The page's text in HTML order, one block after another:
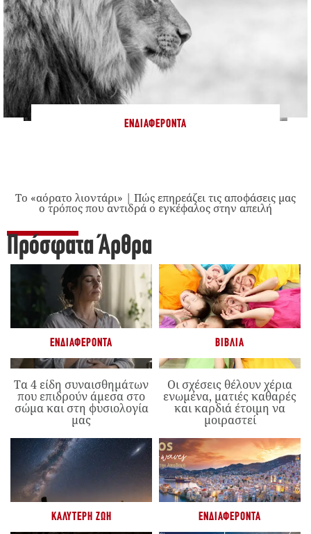
ΕΝΔΙΑΦΈΡΟΝΤΑ
Το «αόρατο λιοντάρι» | Πώς επηρεάζει τις αποφάσεις μας
ο τρόπος που αντιδρά ο εγκέφαλος στην απειλή
Πρόσφατα Άρθρα
ΕΝΔΙΑΦΈΡΟΝΤΑ
Τα 4 είδη συναισθημάτων
που επιδρούν άμεσα στο
σώμα και στη φυσιολογία
μας
ΒΙΒΛΊΑ
Οι σχέσεις θέλουν χέρια
ενωμένα, ματιές καθαρές
και καρδιά έτοιμη να
μοιραστεί
ΚΑΛΎΤΕΡΗ ΖΩΉ ΕΝΔΙΑΦΈΡΟΝΤΑ